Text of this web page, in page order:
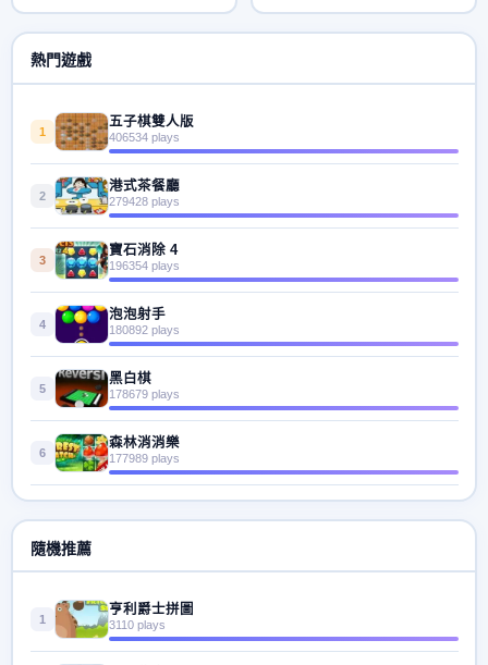
熱門遊戲
1
五子棋雙人版
406534 plays
2
港式茶餐廳
279428 plays
3
寶石消除 4
196354 plays
4
泡泡射手
180892 plays
5
黑白棋
178679 plays
6
森林消消樂
177989 plays
隨機推薦
1
亨利爵士拼圖
3110 plays